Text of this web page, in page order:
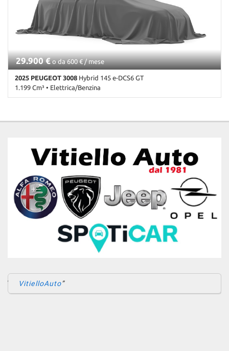
d'emergenza assistita • Head-up display • Immobilizzatore
elettronico • Riconoscimento dei segnali stradali • Sedile
posteriore sdoppiato • Sensore di luce • Sensore di pioggia •
Sensori di parcheggio posteriori • Servosterzo • Navigatore
satellitare • Specchietti laterali elettrici
29.900 €o da 600 € / mese
2025 PEUGEOT 3008 Hybrid 145 e-DCS6 GT
1.199 Cm³ • Elettrica/Benzina
testa • Autoradio digitale • Bluetooth • Bracciolo • Cerchi in lega •
Immobilizzatore elettronico • Riconoscimento dei segnali stradali •
Sedile posteriore sdoppiato • Sensore di luce • Sensore di pioggia
• Sensori di parcheggio posteriori • Servosterzo • Navigatore
satellitare • Specchietti laterali elettrici • Telecamera per
parcheggio assistito
VitielloAuto
impostazioni